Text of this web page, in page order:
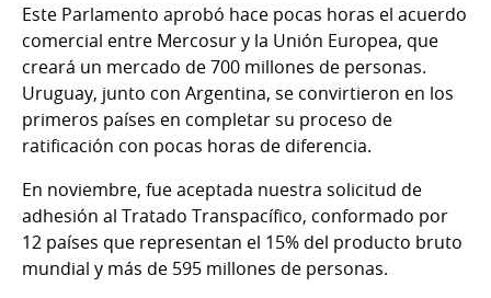
Este Parlamento aprobó hace pocas horas el acuerdo
comercial entre Mercosur y la Unión Europea, que
creará un mercado de 700 millones de personas.
Uruguay, junto con Argentina, se convirtieron en los
primeros países en completar su proceso de
ratificación con pocas horas de diferencia.
En noviembre, fue aceptada nuestra solicitud de
adhesión al Tratado Transpacífico, conformado por
12 países que representan el 15% del producto bruto
mundial y más de 595 millones de personas.